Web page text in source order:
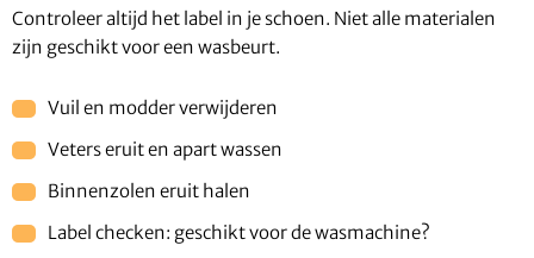
Controleer altijd het label in je schoen. Niet alle materialen
zijn geschikt voor een wasbeurt.
Vuil en modder verwijderen
Veters eruit en apart wassen
Binnenzolen eruit halen
Label checken: geschikt voor de wasmachine?